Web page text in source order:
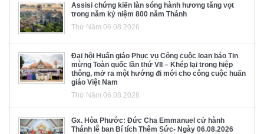
Assisi chứng kiến làn sóng hành hương tăng vọt
trong năm kỷ niệm 800 năm Thánh
Thứ Năm 06.08.2026
Đại hội Huấn giáo Phục vụ Công cuộc loan báo Tin
mừng Toàn quốc lần thứ VII – Khép lại trong hiệp
thông, mở ra một hướng đi mới cho công cuộc huấn
giáo Việt Nam
Thứ Năm 06.08.2026
Gx. Hòa Phước: Đức Cha Emmanuel cử hành
Thánh lễ ban Bí tích Thêm Sức- Ngày 06.08.2026